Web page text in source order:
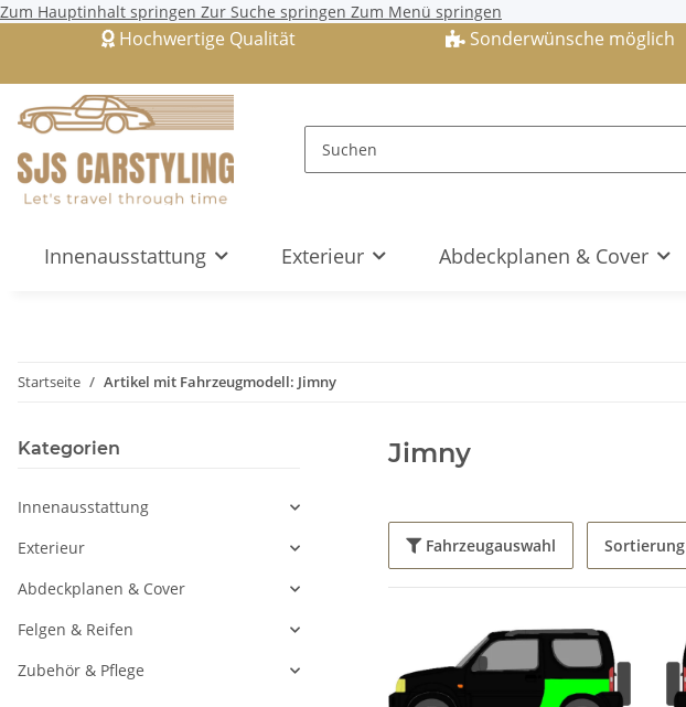
Zum Hauptinhalt springen Zur Suche springen Zum Menü springen
Sonderwünsche möglich
Hochwertige Qualität
Innenausstattung Exterieur Abdeckplanen & Cover
Startseite Artikel mit Fahrzeugmodell: Jimny
Jimny
Fahrzeugauswahl Sortierung
Kategorien
Innenausstattung
Exterieur
Abdeckplanen & Cover
Felgen & Reifen
Zubehör & Pflege